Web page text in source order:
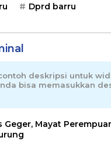
Dprd barru
deskripsi untuk
bisa memasukkan
Geger, Mayat